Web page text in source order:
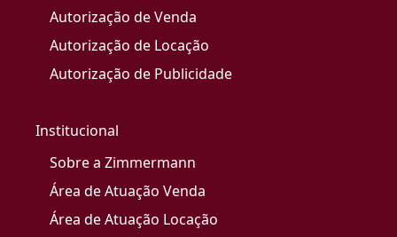
Autorização de Venda
Autorização de Locação
Autorização de Publicidade
Institucional
Sobre a Zimmermann
Área de Atuação Venda
Área de Atuação Locação